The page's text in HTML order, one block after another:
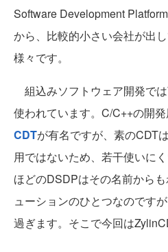
Software Development
から、比較的小さい会社が出
様々です。
組込みソフトウェア開発で
使われています。C/C++の開
CDTが有名ですが、素のCDT
用ではないため、若干使いに
ほどのDSDPはその名前から
ューションのひとつなのです
過ぎます。そこで今回は